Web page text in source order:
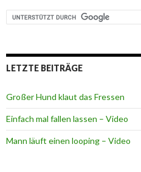
LETZTE BEITRÄGE
Großer Hund klaut das Fressen
Einfach mal fallen lassen – Video
Mann läuft einen looping – Video